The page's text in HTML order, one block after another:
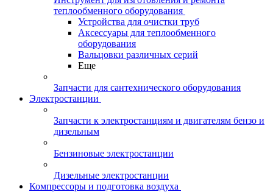
теплообменного оборудования
Устройства для очистки труб
Аксессуары для теплообменного
оборудования
Вальцовки различных серий
Еще
Запчасти для сантехнического оборудования
Электростанции
Запчасти к электростанциям и двигателям бензо и
дизельным
Бензиновые электростанции
Дизельные электростанции
Компрессоры и подготовка воздуха